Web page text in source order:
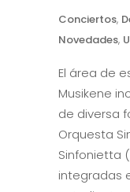
Conciertos,
Novedades,
El área de
Musikene
de diversa
Orquesta
Sinfonietta
integradas